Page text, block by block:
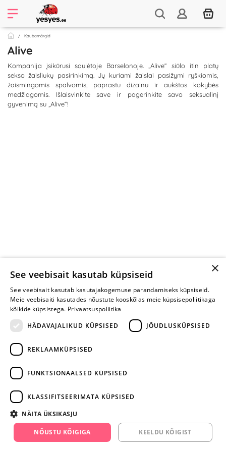
Kaubamärgid
Alive
Kompanija įsikūrusi saulėtoje Barselonoje. „Alive“ siūlo itin platų
sekso žaisliukų pasirinkimą. Jų kuriami žaislai pasižymi ryškiomis,
žaismingomis spalvomis, paprastu dizainu ir aukštos kokybės
medžiagomis. Išlaisvinkite save ir pagerinkite savo seksualinį
gyvenimą su „Alive“!
facebook.com/yesyes.ee
Instagram/yesyes.ee
×
See veebisait kasutab küpsiseid
See veebisait kasutab kasutajakogemuse parandamiseks küpsiseid.
Meie veebisaiti kasutades nõustute kooskõlas meie küpsisepoliitikaga
kõikide küpsistega. Privaatsuspoliitika
HÄDAVAJALIKUD KÜPSISED
JÕUDLUSKÜPSISED
REKLAAMKÜPSISED
FUNKTSIONAALSED KÜPSISED
KLASSIFITSEERIMATA KÜPSISED
NÄITA ÜKSIKASJU
NÕUSTU KÕIGIGA KEELDU KÕIGIST